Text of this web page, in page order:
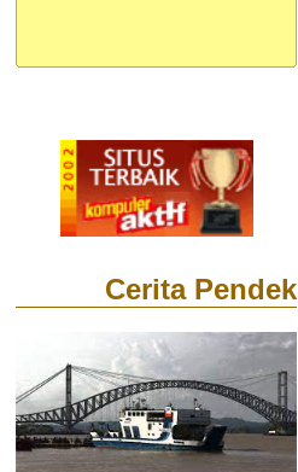
Cerita Pendek